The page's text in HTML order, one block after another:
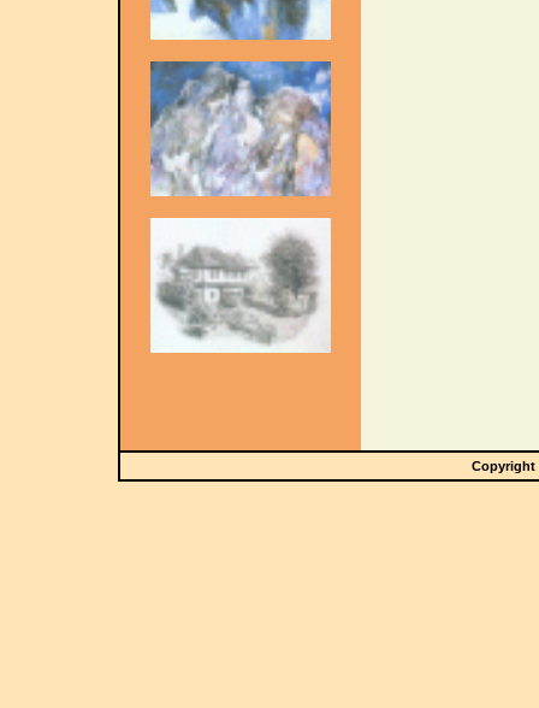
Copyright